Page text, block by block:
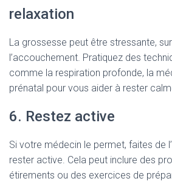
relaxation
La grossesse peut être stressante,
l’accouchement. Pratiquez des
comme la respiration profonde, la
prénatal pour vous aider à rester
6. Restez active
Si votre médecin le permet, faites de
rester active. Cela peut inclure des
étirements ou des exercices de